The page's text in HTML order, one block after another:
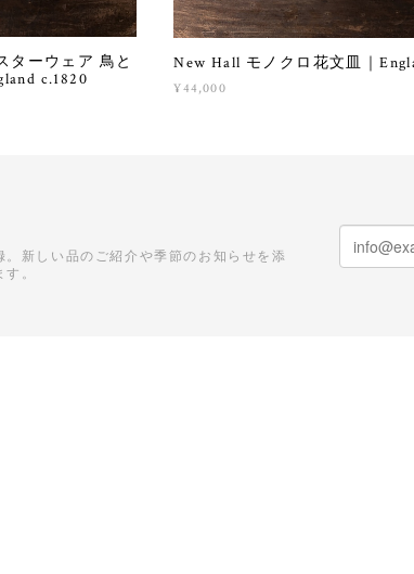
ターウェア 鳥と
c.1820
New Hall モノクロ花文皿｜
¥44,000
。新しい品のご紹介や季節のお知らせを添
。